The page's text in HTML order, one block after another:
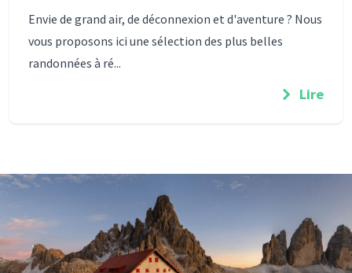
Envie de grand air, de déconnexion et d'aventure ? Nous
vous proposons ici une sélection des plus belles
randonnées à ré...
Lire